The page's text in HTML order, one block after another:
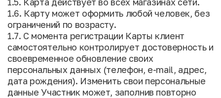
1.6. Карту может оформить любой человек, без
ограничений по возрасту.
1.7. С момента регистрации Карты клиент
самостоятельно контролирует достоверность и
своевременное обновление своих
персональных данных (телефон, e-mail, адрес,
дата рождения). Изменить свои персональные
данные Участник может, заполнив повторно